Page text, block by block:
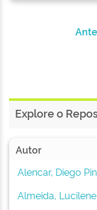
Explore o
Autor
Alencar, Diego
Almeida,